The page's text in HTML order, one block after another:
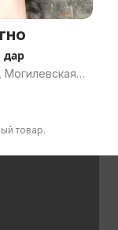
в дар
Могилевская
товар.